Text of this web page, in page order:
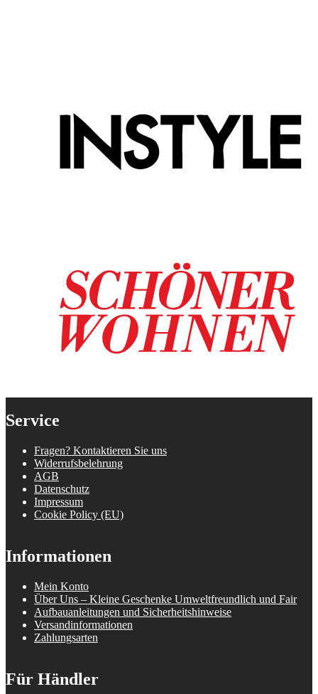
Service
Fragen? Kontaktieren Sie uns
Widerrufsbelehrung
AGB
Datenschutz
Impressum
Cookie Policy (EU)
Informationen
Mein Konto
Über Uns – Kleine Geschenke Umweltfreundlich und Fair
Aufbauanleitungen und Sicherheitshinweise
Versandinformationen
Zahlungsarten
Für Händler